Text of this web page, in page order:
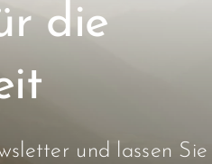
die
und lassen